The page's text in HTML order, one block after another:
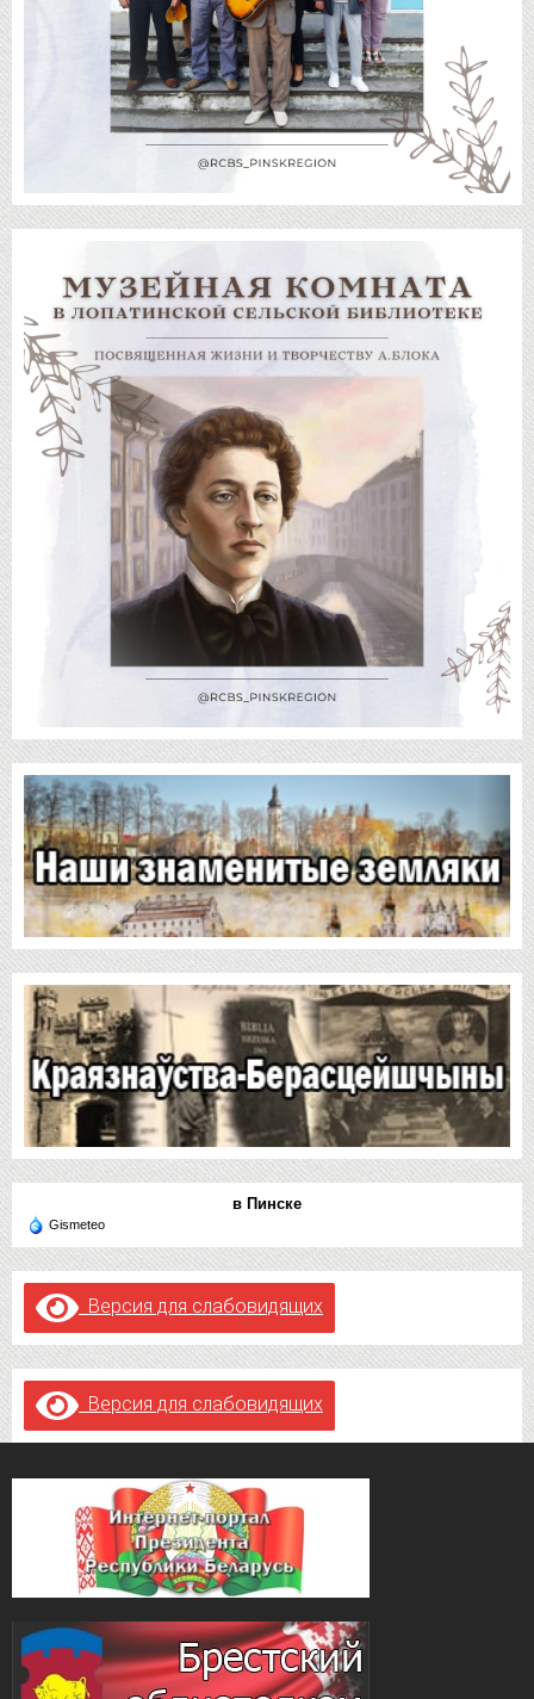
в Пинске
Gismeteo
Версия для слабовидящих
Версия для слабовидящих